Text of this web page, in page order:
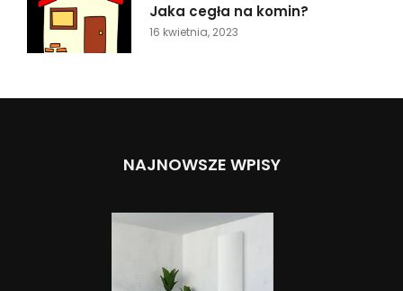
Jaka cegła na komin?
16 kwietnia, 2023
NAJNOWSZE WPISY